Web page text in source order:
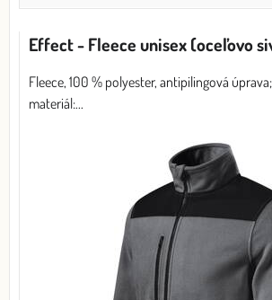
Effect - Fleece unisex (oceľovo
Fleece, 100 % polyester, antipilingová
materiál:...